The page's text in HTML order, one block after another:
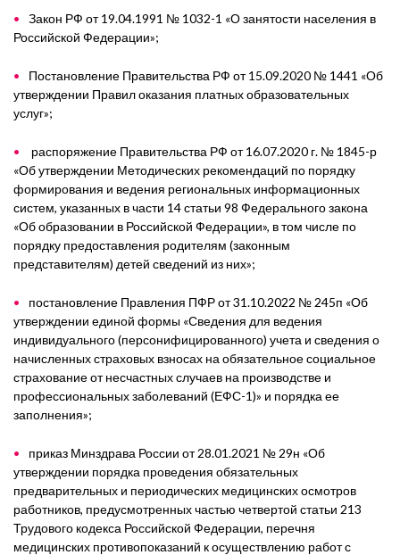
Закон РФ от 19.04.1991 № 1032-1 «О занятости населения в
Российской Федерации»;
Постановление Правительства РФ от 15.09.2020 № 1441 «Об
утверждении Правил оказания платных образовательных
услуг»;
распоряжение Правительства РФ от 16.07.2020 г. № 1845-р
«Об утверждении Методических рекомендаций по порядку
формирования и ведения региональных информационных
систем, указанных в части 14 статьи 98 Федерального закона
«Об образовании в Российской Федерации», в том числе по
порядку предоставления родителям (законным
представителям) детей сведений из них»;
постановление Правления ПФР от 31.10.2022 № 245п «Об
утверждении единой формы «Сведения для ведения
индивидуального (персонифицированного) учета и сведения о
начисленных страховых взносах на обязательное социальное
страхование от несчастных случаев на производстве и
профессиональных заболеваний (ЕФС-1)» и порядка ее
заполнения»;
приказ Минздрава России от 28.01.2021 № 29н «Об
утверждении порядка проведения обязательных
предварительных и периодических медицинских осмотров
работников, предусмотренных частью четвертой статьи 213
Трудового кодекса Российской Федерации, перечня
медицинских противопоказаний к осуществлению работ с